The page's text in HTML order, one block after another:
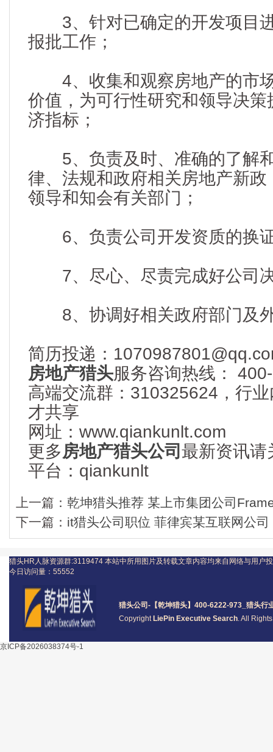
3、针对已确定的开发项目
报批工作；
4、收集和观察房地产的市
价值，为可行性研究和领导决
济指标；
5、负责及时、准确的了解
律、法规和政府相关房地产新
领导和知会有关部门；
6、负责公司开发资质的换
7、尽心、尽责完成好公司
8、协调好相关政府部门及
简历投递：
房地产猎头服务咨询热线：
高端交流群：310325624，行
才共享
网址：www.qiankunlt.com
更多房地产猎头公司最新资讯请
平台：qiankunlt
上一篇： 乾坤猎头推荐 某上市集团公司
下一篇： it猎头公司职位 菲律宾某互联网公
猎头公司 -【乾坤猎头】400-6222-973_ 猎头行
Copyright LiePin Executive Search. All
猎头HR人脉资源群:3119474 本站中所用图片及转载文章内容均来自网络与用户
今日访问量： 55552
京ICP备2026038374号-1